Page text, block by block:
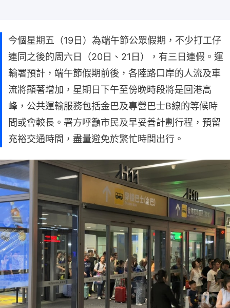
今個星期五（19日）為端午節公眾假期，不少打工仔
連同之後的周六日（20日、21日），有三日連假。運
輸署預計，端午節假期前後，各陸路口岸的人流及車
流將顯著增加，星期日下午至傍晚時段將是回港高
峰，公共運輸服務包括金巴及專營巴士B線的等候時
間或會較長。署方呼籲市民及早妥善計劃行程，預留
充裕交通時間，盡量避免於繁忙時間出行。